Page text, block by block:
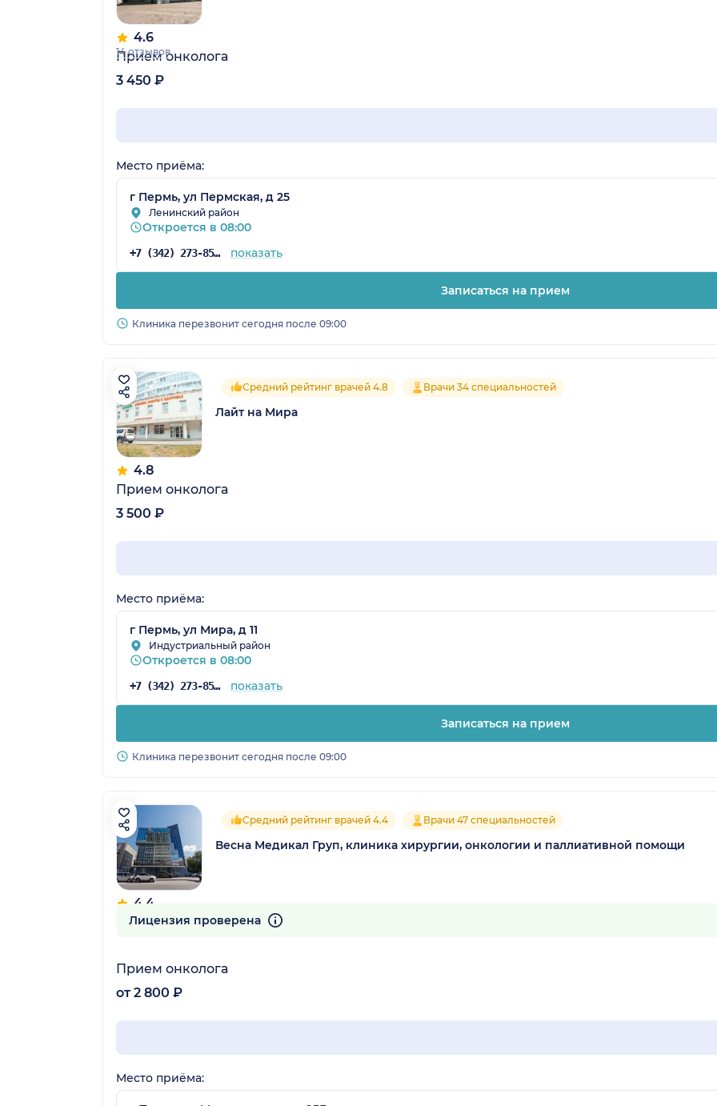
4.6
14 отзывов
Прием онколога
3 450 ₽
Место приёма:
г Пермь, ул Пермская, д 25
Ленинский район
Откроется в 08:00
+7 (342) 273-85-03 показать
Записаться на прием
Клиника перезвонит сегодня после 09:00
4.8
Средний рейтинг врачей 4.8 Врачи 34 специальностей
Лайт на Мира
Прием онколога
3 500 ₽
Место приёма:
г Пермь, ул Мира, д 11
Индустриальный район
Откроется в 08:00
+7 (342) 273-85-03 показать
Записаться на прием
Клиника перезвонит сегодня после 09:00
4.4
20 отзывов
Средний рейтинг врачей 4.4 Врачи 47 специальностей
Весна Медикал Груп, клиника хирургии, онкологии и паллиативной помощи
Лицензия проверена
Прием онколога
от 2 800 ₽
Место приёма: